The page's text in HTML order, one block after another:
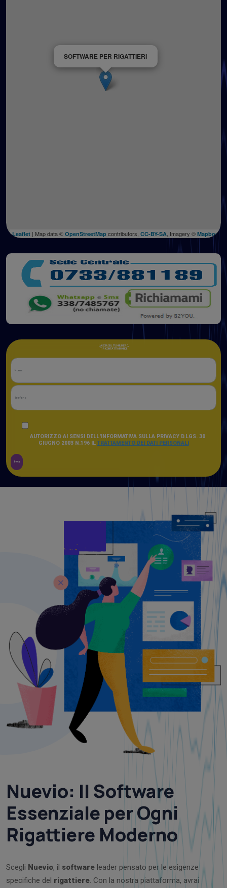
SOFTWARE PER RIGATTIERI
Leaflet | Map data © OpenStreetMap contributors, CC-BY-SA , Imagery © Mapbox
LASCIACI IL TUO NUMERO,
TI RICONTATTIAMO NOI!
AUTORIZZO AI SENSI DELL'INFORMATIVA SULLA PRIVACY D.LGS. 30
GIUGNO 2003 N.196 IL TRATTAMENTO DEI DATI PERSONALI
Invia
Nuevio: Il Software
Essenziale per Ogni
Rigattiere Moderno
Scegli Nuevio, il software leader pensato per le esigenze
specifiche del rigattiere. Con la nostra piattaforma, avrai